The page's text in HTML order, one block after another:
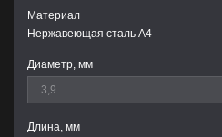
Материал
Нержавеющая сталь А4
Диаметр, мм
Длина, мм